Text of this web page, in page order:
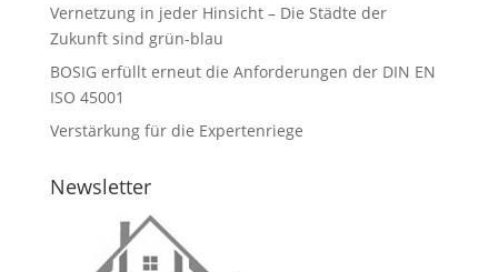
Vernetzung in jeder Hinsicht – Die Städte der
Zukunft sind grün-blau
BOSIG erfüllt erneut die Anforderungen der DIN EN
ISO 45001
Verstärkung für die Expertenriege
Newsletter